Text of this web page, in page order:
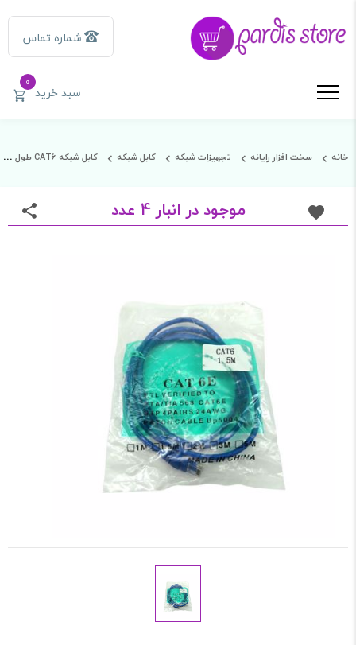
شماره تماس
سبد خرید
0
خانه سخت افزار رایانه تجهیزات شبکه کابل شبکه کابل شبکه CAT6 طول 1.5 متر
موجود در انبار 4 عدد